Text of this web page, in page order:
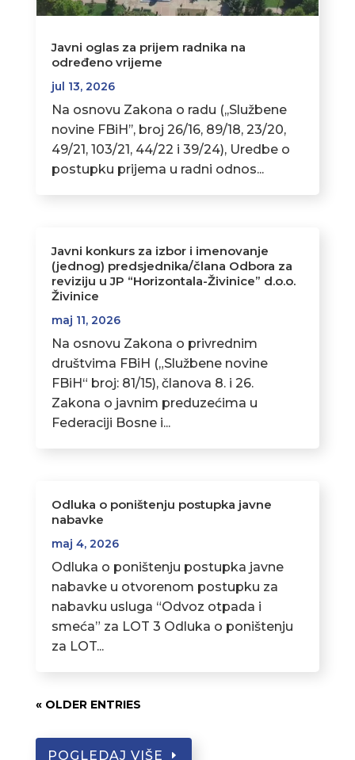
Javni oglas za prijem radnika na
određeno vrijeme
jul 13, 2026
Na osnovu Zakona o radu (,,Službene
novine FBiH’’, broj 26/16, 89/18, 23/20,
49/21, 103/21, 44/22 i 39/24), Uredbe o
postupku prijema u radni odnos...
Javni konkurs za izbor i imenovanje
(jednog) predsjednika/člana Odbora za
reviziju u JP “Horizontala-Živinice” d.o.o.
Živinice
maj 11, 2026
Na osnovu Zakona o privrednim
društvima FBiH („Službene novine
FBiH“ broj: 81/15), članova 8. i 26.
Zakona o javnim preduzećima u
Federaciji Bosne i...
Odluka o poništenju postupka javne
nabavke
maj 4, 2026
Odluka o poništenju postupka javne
nabavke u otvorenom postupku za
nabavku usluga “Odvoz otpada i
smeća” za LOT 3 Odluka o poništenju
za LOT...
« OLDER ENTRIES
POGLEDAJ VIŠE